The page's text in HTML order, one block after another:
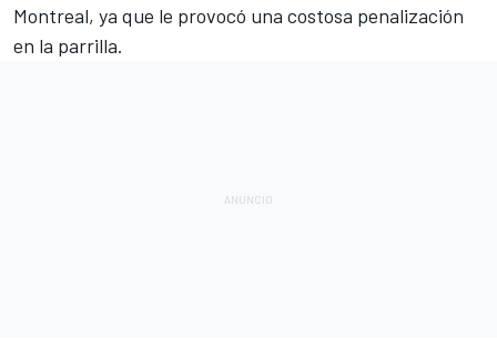
Montreal, ya que le provocó una costosa penalización
en la parrilla.